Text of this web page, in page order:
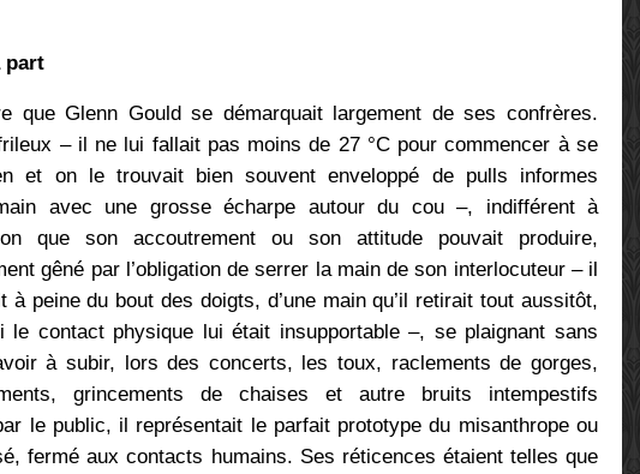
part
que Glenn Gould se démarquait largement de ses confrères.
– il ne lui fallait pas moins de 27 °C pour commencer à se
et on le trouvait bien souvent enveloppé de pulls informes
avec une grosse écharpe autour du cou –, indifférent à
que son accoutrement ou son attitude pouvait produire,
gêné par l’obligation de serrer la main de son interlocuteur – il
à peine du bout des doigts, d’une main qu’il retirait tout aussitôt,
le contact physique lui était insupportable –, se plaignant sans
à subir, lors des concerts, les toux, raclements de gorges,
grincements de chaises et autre bruits intempestifs
le public, il représentait le parfait prototype du misanthrope ou
fermé aux contacts humains. Ses réticences étaient telles que